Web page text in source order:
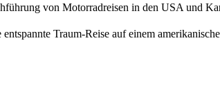
von Motorradreisen in den USA und
Traum-Reise auf einem